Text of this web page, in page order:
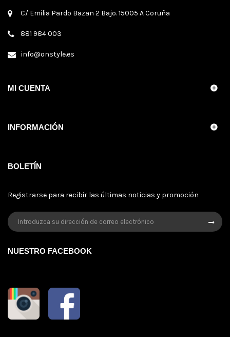
C/ Emilia Pardo Bazan 2 Bajo. 15005 A Coruña
881 984 003
info@onstyle.es
MI CUENTA
INFORMACIÓN
BOLETÍN
Registrarse para recibir las últimas noticias y promoción
NUESTRO FACEBOOK